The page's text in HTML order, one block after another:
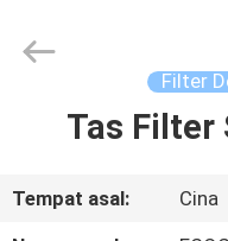
RUMAH
PRODUK
ENVIROTECH
CO.,LTD.
Filter
Tas Filter
Tempat asal:
Cina